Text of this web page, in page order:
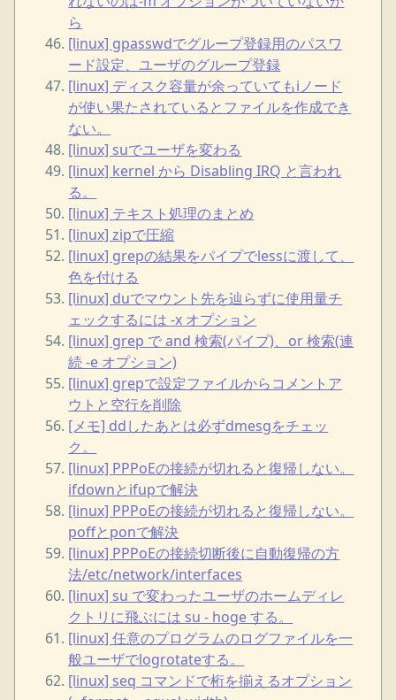
ら
[linux] gpasswdでグループ登録用のパスワ
ード設定、ユーザのグループ登録
[linux] ディスク容量が余っていてもiノード
が使い果たされているとファイルを作成でき
ない。
[linux] suでユーザを変わる
[linux] kernel から Disabling IRQ と言われ
る。
[linux] テキスト処理のまとめ
[linux] zipで圧縮
[linux] grepの結果をパイプでlessに渡して、
色を付ける
[linux] duでマウント先を辿らずに使用量チ
ェックするには -x オプション
[linux] grep で and 検索(パイプ)、or 検索(連
続 -e オプション)
[linux] grepで設定ファイルからコメントア
ウトと空行を削除
[メモ] ddしたあとは必ずdmesgをチェッ
ク。
[linux] PPPoEの接続が切れると復帰しない。
ifdownとifupで解決
[linux] PPPoEの接続が切れると復帰しない。
poffとponで解決
[linux] PPPoEの接続切断後に自動復帰の方
法/etc/network/interfaces
[linux] su で変わったユーザのホームディレ
クトリに飛ぶには su - hoge する。
[linux] 任意のプログラムのログファイルを一
般ユーザでlogrotateする。
[linux] seq コマンドで桁を揃えるオプション